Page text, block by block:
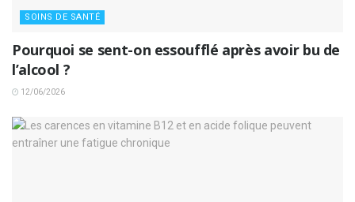
SOINS DE SANTÉ
Pourquoi se sent-on essoufflé après avoir bu de
l’alcool ?
12/06/2026